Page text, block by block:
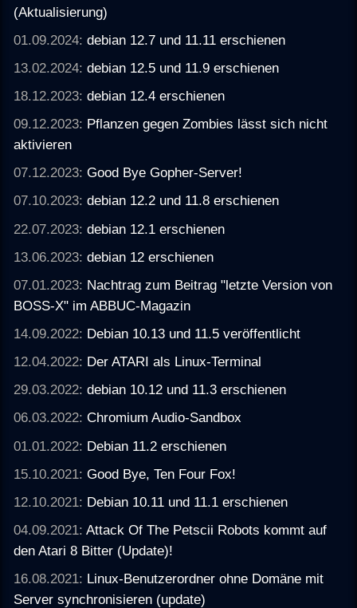
(Aktualisierung)
01.09.2024:debian 12.7 und 11.11 erschienen
13.02.2024:debian 12.5 und 11.9 erschienen
18.12.2023:debian 12.4 erschienen
09.12.2023: Pflanzen gegen Zombies lässt sich nicht
aktivieren
07.12.2023:Good Bye Gopher-Server!
07.10.2023:debian 12.2 und 11.8 erschienen
22.07.2023:debian 12.1 erschienen
13.06.2023:debian 12 erschienen
07.01.2023: Nachtrag zum Beitrag "letzte Version von
BOSS-X" im ABBUC-Magazin
14.09.2022: Debian 10.13 und 11.5 veröffentlicht
12.04.2022: Der ATARI als Linux-Terminal
29.03.2022:debian 10.12 und 11.3 erschienen
06.03.2022:Chromium Audio-Sandbox
01.01.2022: Debian 11.2 erschienen
15.10.2021:Good Bye, Ten Four Fox!
12.10.2021: Debian 10.11 und 11.1 erschienen
04.09.2021:Attack Of The Petscii Robots kommt auf
den Atari 8 Bitter (Update)!
16.08.2021: Linux-Benutzerordner ohne Domäne mit
Server synchronisieren (update)